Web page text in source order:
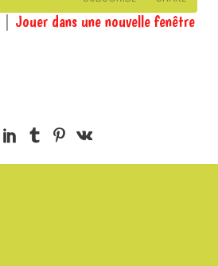
Jouer dans une nouvelle fenêtre